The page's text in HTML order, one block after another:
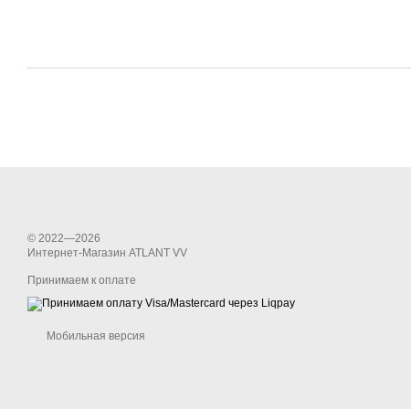
© 2022—2026
Интернет-Магазин ATLANT VV
Принимаем к оплате
Мобильная версия